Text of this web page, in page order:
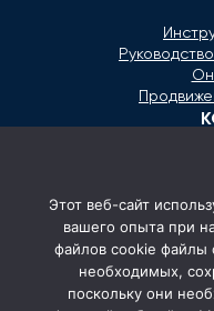
Улица
Этот веб-сайт
вашего опыта при
файлов cookie файлы
необходимых,
поскольку они